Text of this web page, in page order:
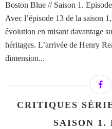
Boston Blue // Saison 1.
Avec l’épisode 13 de la saison
évolution en misant davantage
héritages. L’arrivée de Henry
dimension...
CRITIQUES
SAISON 1.